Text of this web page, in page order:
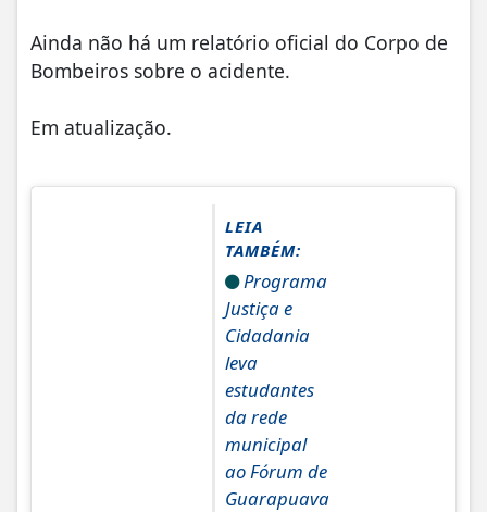
Ainda não há um relatório oficial do Corpo de
Bombeiros sobre o acidente.
Em atualização.
LEIA
TAMBÉM:
Programa
Justiça e
Cidadania
leva
estudantes
da rede
municipal
ao Fórum de
Guarapuava